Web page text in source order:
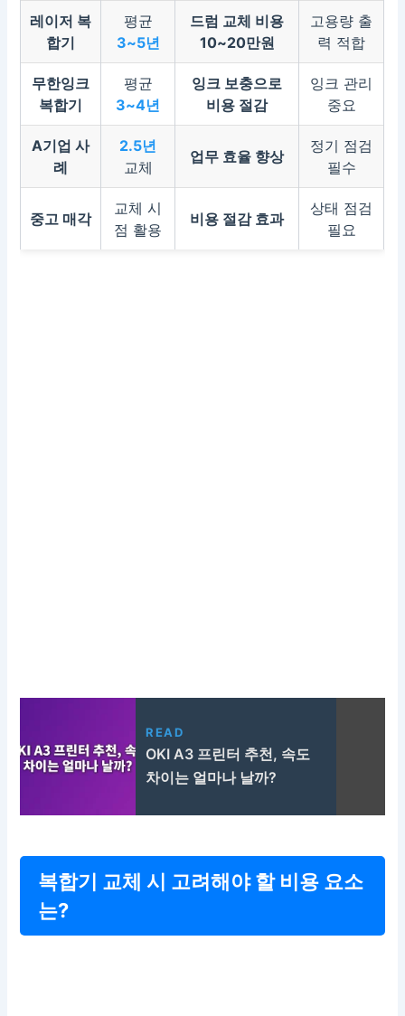
레이저 복
합기
평균
3~5년
드럼 교체 비용
10~20만원
고용량 출
력 적합
무한잉크
복합기
평균
3~4년
잉크 보충으로
비용 절감
잉크 관리
중요
A기업 사
례
2.5년
교체
업무 효율 향상
정기 점검
필수
중고 매각
교체 시
점 활용
비용 절감 효과
상태 점검
필요
READ
OKI A3 프린터 추천, 속도
차이는 얼마나 날까?
복합기 교체 시 고려해야 할 비용 요소
는?